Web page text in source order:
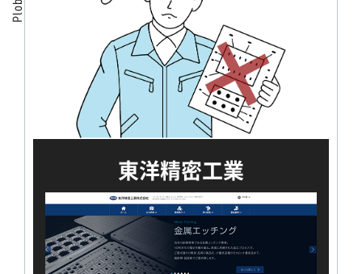
東洋精密工業